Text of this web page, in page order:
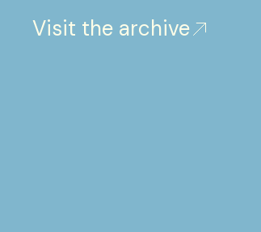
Visit the archive